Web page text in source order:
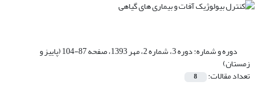
دوره و شماره: دوره 3، شماره 2، مهر 1393، صفحه 87-104 (پاییز و
زمستان)
تعداد مقالات: 8